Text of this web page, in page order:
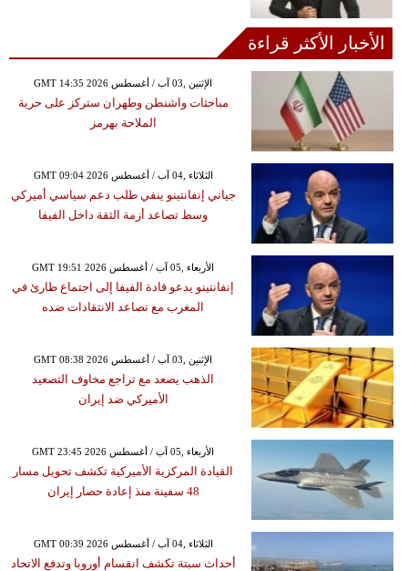
الأخبار الأكثر قراءة
GMT 14:35 2026 الإثنين ,03 آب / أغسطس
مباحثات واشنطن وطهران ستركز على حرية
الملاحة بهرمز
GMT 09:04 2026 الثلاثاء ,04 آب / أغسطس
جياني إنفانتينو ينفي طلب دعم سياسي أميركي
وسط تصاعد أزمة الثقة داخل الفيفا
GMT 19:51 2026 الأربعاء ,05 آب / أغسطس
إنفانتينو يدعو قادة الفيفا إلى اجتماع طارئ في
المغرب مع تصاعد الانتقادات ضده
GMT 08:38 2026 الإثنين ,03 آب / أغسطس
الذهب يصعد مع تراجع مخاوف التصعيد
الأميركي ضد إيران
GMT 23:45 2026 الأربعاء ,05 آب / أغسطس
القيادة المركزية الأميركية تكشف تحويل مسار
48 سفينة منذ إعادة حصار إيران
GMT 00:39 2026 الثلاثاء ,04 آب / أغسطس
أحداث سبتة تكشف انقسام أوروبا وتدفع الاتحاد